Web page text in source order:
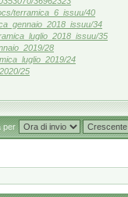
terramica_6_issuu/40
34
35
28
24
25
per